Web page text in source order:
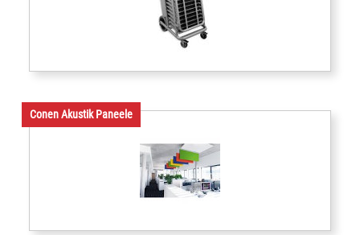
Conen Akustik Paneele